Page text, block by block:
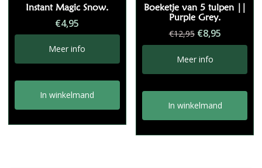
Instant Magic Snow.
€4,95
Meer info
In winkelmand
Boeketje van 5 tulpen ||
Purple Grey.
€12,95
prijs
was:
€12,95.
€8,95Huidige
prijs
€8,95.
Meer info
In winkelmand